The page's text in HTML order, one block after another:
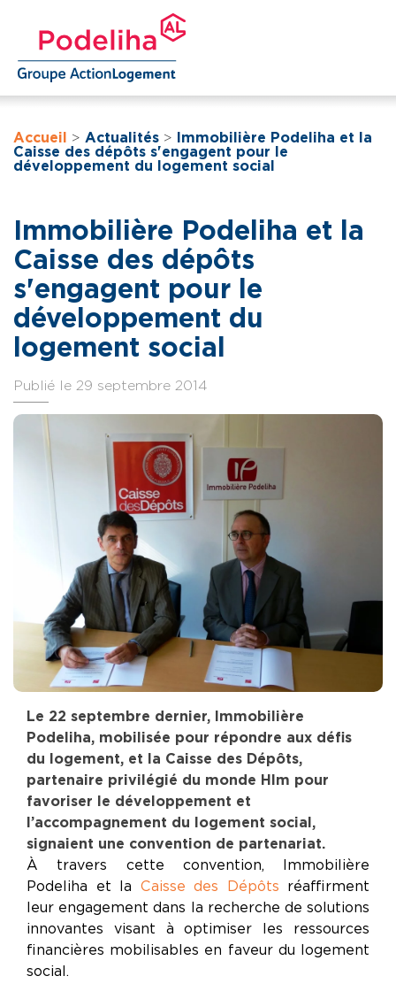
Accueil > Actualités >
Immobilière Podeliha et la
Caisse des dépôts s'engagent pour le
développement du logement social
Immobilière Podeliha et la
Caisse des dépôts
s'engagent pour le
développement du
logement social
Publié le 29 septembre 2014
Le 22 septembre dernier, Immobilière
Podeliha, mobilisée pour répondre aux défis
du logement, et la Caisse des Dépôts,
partenaire privilégié du monde Hlm pour
favoriser le développement et
l’accompagnement du logement social,
signaient une convention de partenariat.
À travers cette convention, Immobilière
Podeliha et la Caisse des Dépôts réaffirment
leur engagement dans la recherche de solutions
innovantes visant à optimiser les ressources
financières mobilisables en faveur du logement
social.